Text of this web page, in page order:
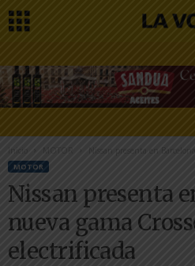
Inicio Nissan presenta en
MOTOR
Nissan presenta
nueva gama
electrificada